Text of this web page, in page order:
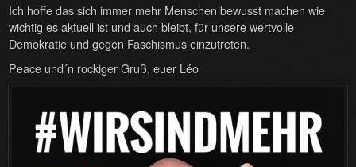
Ich hoffe das sich immer mehr Menschen bewusst machen wie
wichtig es aktuell ist und auch bleibt, für unsere wertvolle
Demokratie und gegen Faschismus einzutreten.
Peace und´n rockiger Gruß, euer Léo